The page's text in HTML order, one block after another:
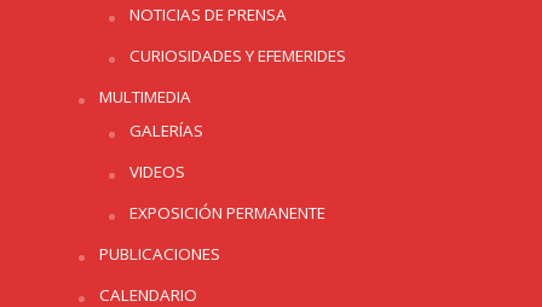
NOTICIAS DE PRENSA
CURIOSIDADES Y EFEMERIDES
MULTIMEDIA
GALERÍAS
VIDEOS
EXPOSICIÓN PERMANENTE
PUBLICACIONES
CALENDARIO